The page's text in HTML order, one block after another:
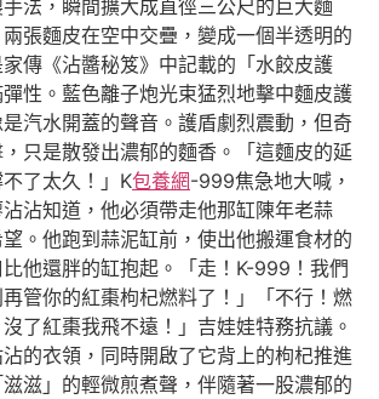
法，瞬間擴大成直徑三公尺的巨大麵
張麵皮在空中交疊，變成一個半透明的
傳《沾醬秘笈》中記載的「水餃皮護
性。藍色離子炮光束猛烈地擊中麵皮護
汽水開蓋的聲音。護盾劇烈震動，但奇
只是散發出濃郁的麵香。「這麵皮的延
了太久！」K包養網-999焦急地大喊，
沾知道，他必須帶走他那缸陳年老蒜
。他跑到蒜泥缸前，使出他搬運食材的
他還胖的缸抱起。「走！K-999！我們
管你的紅棗枸杞燃料了！」「不行！燃
了紅棗我飛不遠！」吉娃娃特務抗議。
的衣領，同時開啟了它背上的枸杞推進
滋」的輕微煎煮聲，伴隨著一股濃郁的